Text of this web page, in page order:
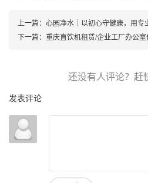
上一篇： 心园净水｜以初心守健康，用专
下一篇： 重庆直饮机租赁/企业工厂办公
发表评论